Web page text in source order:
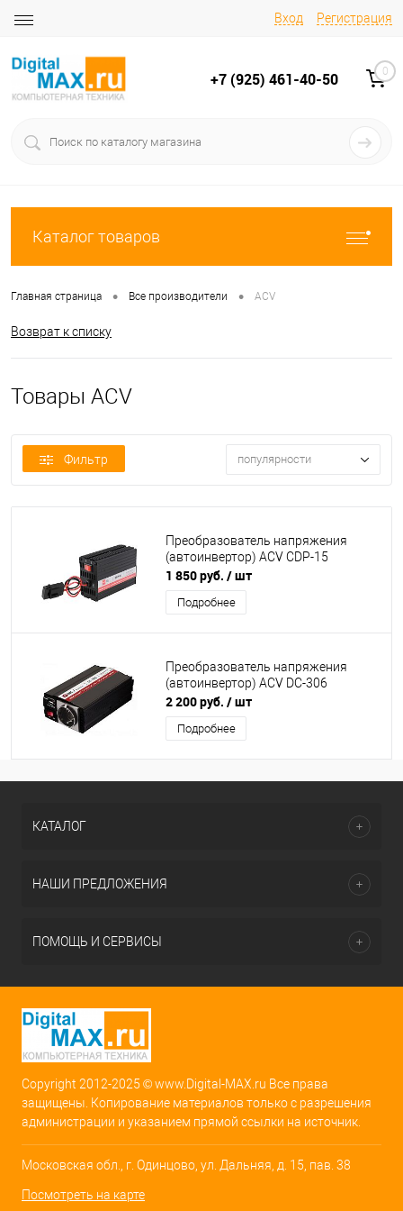
Вход Регистрация
+7 (925) 461-40-50 0
Каталог товаров
Главная страница • Все производители • ACV
Возврат к списку
Товары ACV
Фильтр популярности
Преобразователь напряжения
(автоинвертор) ACV CDP-15
1 850 руб. / шт
Подробнее
Преобразователь напряжения
(автоинвертор) ACV DC-306
2 200 руб. / шт
Подробнее
КАТАЛОГ
НАШИ ПРЕДЛОЖЕНИЯ
ПОМОЩЬ И СЕРВИСЫ
Copyright 2012-2025 © www.Digital-MAX.ru Все права
защищены. Копирование материалов только с разрешения
администрации и указанием прямой ссылки на источник.
Московская обл., г. Одинцово, ул. Дальняя, д. 15, пав. 38
Посмотреть на карте